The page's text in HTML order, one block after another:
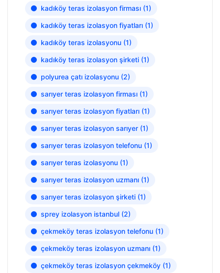
kadıköy teras izolasyon firması (1)
kadıköy teras izolasyon fiyatları (1)
kadıköy teras izolasyonu (1)
kadıköy teras izolasyon şirketi (1)
polyurea çatı izolasyonu (2)
sarıyer teras izolasyon firması (1)
sarıyer teras izolasyon fiyatları (1)
sarıyer teras izolasyon sarıyer (1)
sarıyer teras izolasyon telefonu (1)
sarıyer teras izolasyonu (1)
sarıyer teras izolasyon uzmanı (1)
sarıyer teras izolasyon şirketi (1)
sprey izolasyon istanbul (2)
çekmeköy teras izolasyon telefonu (1)
çekmeköy teras izolasyon uzmanı (1)
çekmeköy teras izolasyon çekmeköy (1)